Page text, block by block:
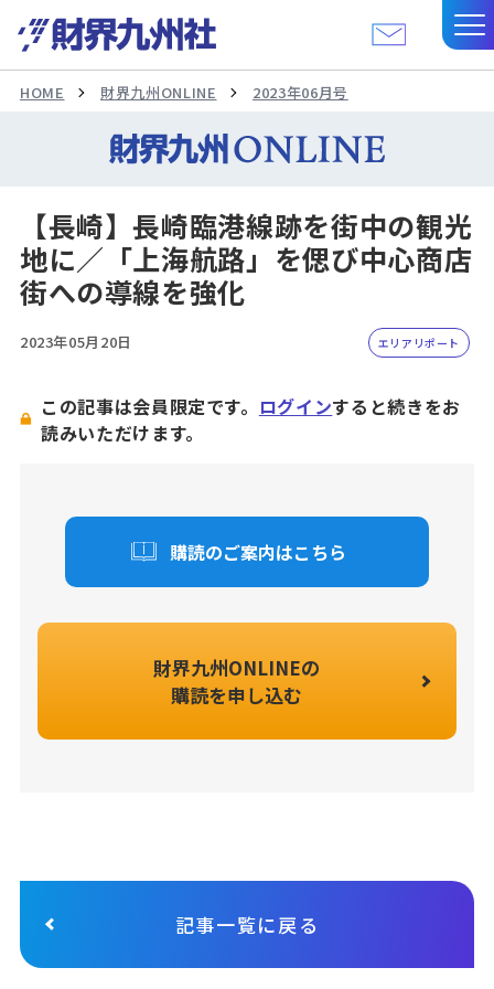
HOME 財界九州ONLINE 2023年06月号
【長崎】長崎臨港線跡を街中の観光
地に／「上海航路」を偲び中心商店
街への導線を強化
2023年05月20日 エリアリポート
この記事は会員限定です。 ログインすると続きをお
読みいただけます。
購読のご案内はこちら
財界九州ONLINEの
購読を申し込む
記事一覧に戻る